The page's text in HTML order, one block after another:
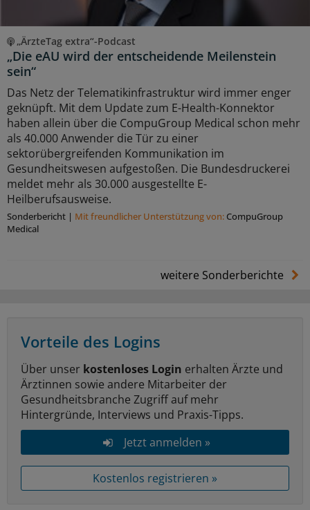
„ÄrzteTag extra“-Podcast
„Die eAU wird der entscheidende Meilenstein
sein“
Das Netz der Telematikinfrastruktur wird immer enger
geknüpft. Mit dem Update zum E-Health-Konnektor
haben allein über die CompuGroup Medical schon mehr
als 40.000 Anwender die Tür zu einer
sektorübergreifenden Kommunikation im
Gesundheitswesen aufgestoßen. Die Bundesdruckerei
meldet mehr als 30.000 ausgestellte E-
Heilberufsausweise.
Sonderbericht | Mit freundlicher Unterstützung von: CompuGroup
Medical
weitere Sonderberichte
Vorteile des Logins
Über unser kostenloses Login erhalten Ärzte und
Ärztinnen sowie andere Mitarbeiter der
Gesundheitsbranche Zugriff auf mehr
Hintergründe, Interviews und Praxis-Tipps.
Jetzt anmelden »
Kostenlos registrieren »